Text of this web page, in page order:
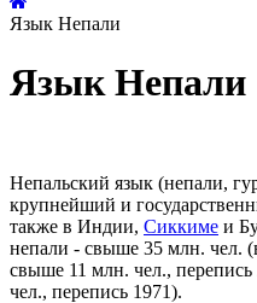
Язык Непали
Язык Непали
Непальский язык (непали,
крупнейший и
также в Индии, Сиккиме и
непали - свыше 35 млн. чел.
свыше 11 млн. чел.,
чел., перепись 1971).